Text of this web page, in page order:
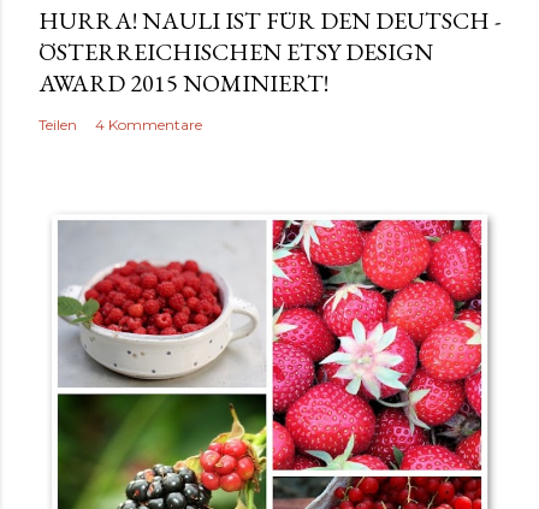
HURRA! NAULI IST FÜR DEN DEUTSCH -
ÖSTERREICHISCHEN ETSY DESIGN
AWARD 2015 NOMINIERT!
Teilen 4 Kommentare